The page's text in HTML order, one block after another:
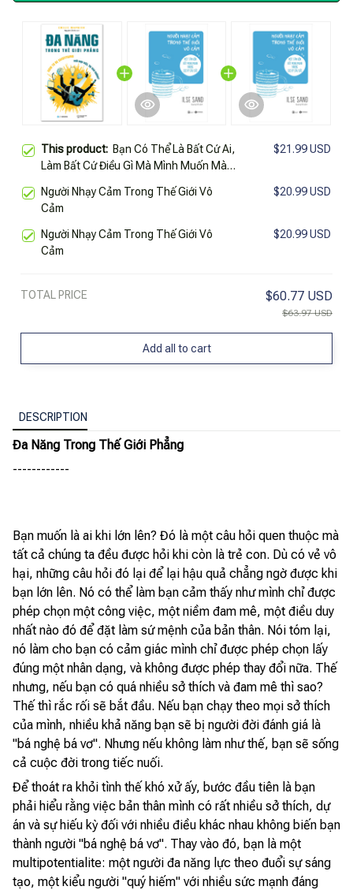
This product: Bạn Có Thể Là Bất Cứ Ai,
Làm Bất Cứ Điều Gì Mà Mình Muốn Mà
Người Đa Dạng Trong Mình : Đa Năng
Trong Thế Giới Phẳng
$21.99 USD
Người Nhạy Cảm Trong Thế Giới Vô
Cảm
$20.99 USD
Người Nhạy Cảm Trong Thế Giới Vô
Cảm
$20.99 USD
TOTAL PRICE $60.77 USD
$63.97 USD
Add all to cart
DESCRIPTION
Đa Năng Trong Thế Giới Phẳng
------------
Bạn muốn là ai khi lớn lên? Đó là một câu hỏi quen thuộc mà
tất cả chúng ta đều được hỏi khi còn là trẻ con. Dù có vẻ vô
hại, những câu hỏi đó lại để lại hậu quả chẳng ngờ được khi
bạn lớn lên. Nó có thể làm bạn cảm thấy như mình chỉ được
phép chọn một công việc, một niềm đam mê, một điều duy
nhất nào đó để đặt làm sứ mệnh của bản thân. Nói tóm lại,
nó làm cho bạn có cảm giác mình chỉ được phép chọn lấy
đúng một nhân dạng, và không được phép thay đổi nữa. Thế
nhưng, nếu bạn có quá nhiều sở thích và đam mê thì sao?
Thế thì rắc rối sẽ bắt đầu. Nếu bạn chạy theo mọi sở thích
của mình, nhiều khả năng bạn sẽ bị người đời đánh giá là
"bá nghệ bá vơ". Nhưng nếu không làm như thế, bạn sẽ sống
cả cuộc đời trong tiếc nuối.
Để thoát ra khỏi tình thế khó xử ấy, bước đầu tiên là bạn
phải hiểu rằng việc bản thân mình có rất nhiều sở thích, dự
án và sự hiếu kỳ đối với nhiều điều khác nhau không biến bạn
thành người "bá nghệ bá vơ". Thay vào đó, bạn là một
multipotentialite: một người đa năng lực theo đuổi sự sáng
tạo, một kiểu người "quý hiếm" với nhiều sức mạnh đáng